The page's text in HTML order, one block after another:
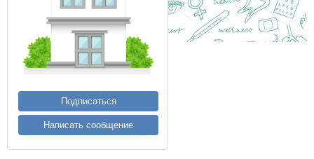
Подписаться
Написать сообщение